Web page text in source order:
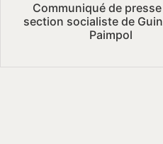
Communiqué de presse
section socialiste de
Paimpol